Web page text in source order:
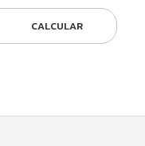
CALCULAR